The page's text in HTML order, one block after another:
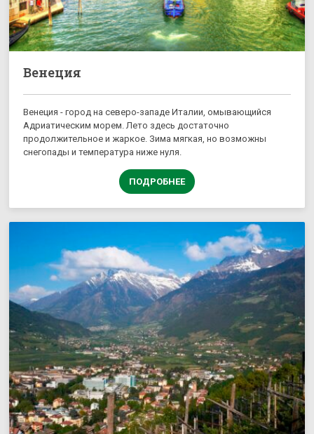
Венеция
Венеция - город на северо-западе Италии, омывающийся
Адриатическим морем. Лето здесь достаточно
продолжительное и жаркое. Зима мягкая, но возможны
снегопады и температура ниже нуля.
ПОДРОБНЕЕ